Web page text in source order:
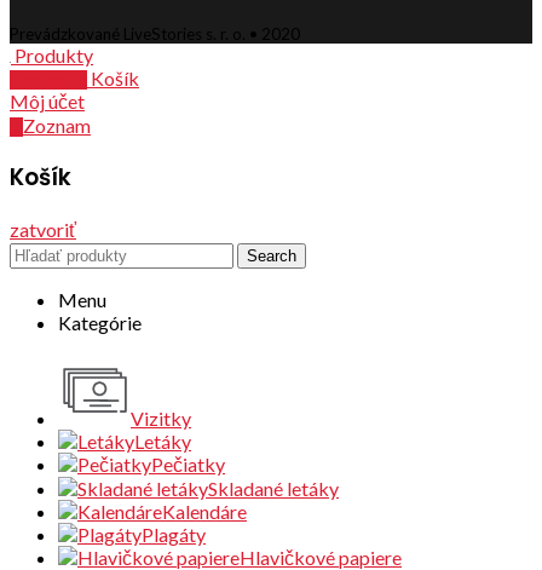
Prevádzkované LiveStories s. r. o. • 2020
Produkty
Košík
Môj účet
Zoznam
Košík
zatvoriť
Search
Menu
Kategórie
Vizitky
Letáky
Pečiatky
Skladané letáky
Kalendáre
Plagáty
Hlavičkové papiere